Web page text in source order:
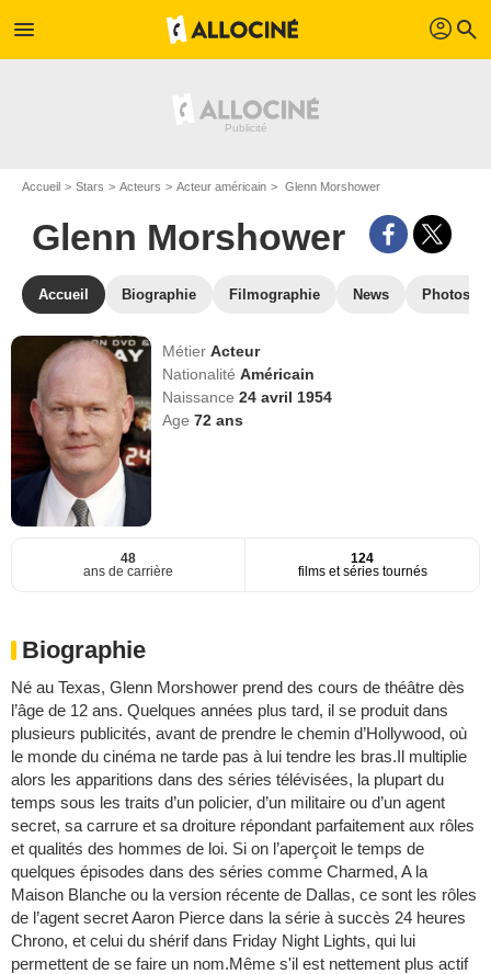
menu profil search
Accueil Stars Acteurs Acteur américain Glenn Morshower
Glenn Morshower
Accueil Biographie Filmographie News Photos
MétierActeur
NationalitéAméricain
Naissance24 avril 1954
Age72 ans
48
ans de carrière
124
films et séries tournés
Biographie
Né au Texas, Glenn Morshower prend des cours de théâtre dès
l’âge de 12 ans. Quelques années plus tard, il se produit dans
plusieurs publicités, avant de prendre le chemin d’Hollywood, où
le monde du cinéma ne tarde pas à lui tendre les bras.Il multiplie
alors les apparitions dans des séries télévisées, la plupart du
temps sous les traits d’un policier, d’un militaire ou d’un agent
secret, sa carrure et sa droiture répondant parfaitement aux rôles
et qualités des hommes de loi. Si on l’aperçoit le temps de
quelques épisodes dans des séries comme Charmed, A la
Maison Blanche ou la version récente de Dallas, ce sont les rôles
de l’agent secret Aaron Pierce dans la série à succès 24 heures
Chrono, et celui du shérif dans Friday Night Lights, qui lui
permettent de se faire un nom.Même s'il est nettement plus actif